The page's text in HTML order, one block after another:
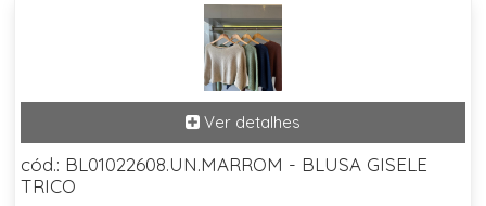
cód.: BL01022608.UN.MARROM - BLUSA GISELE
TRICO